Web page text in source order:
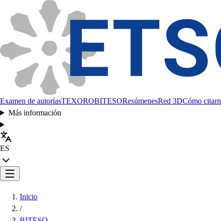
Examen de autoríasTEXOROBITESOResúmenesRed 3DCómo
Más información
ES
Inicio
/